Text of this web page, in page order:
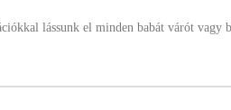
lássunk el minden babát várót vagy